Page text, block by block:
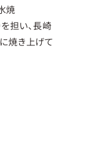
焼
担い、長崎
焼き上げて